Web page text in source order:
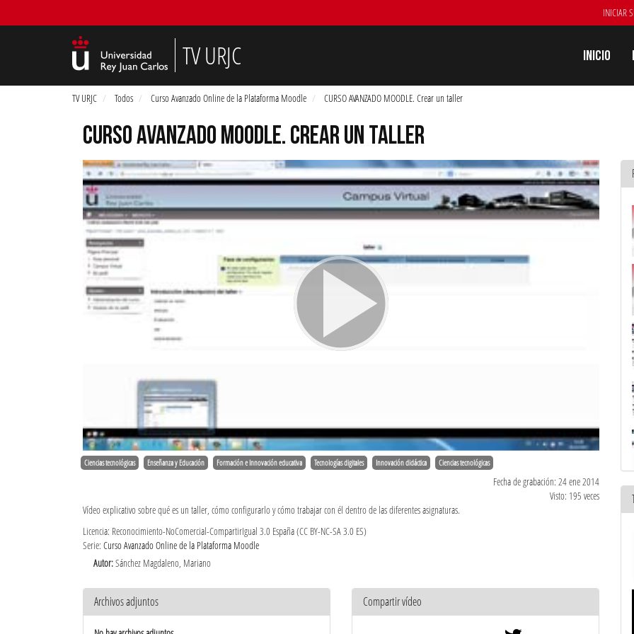
INICIAR
TV URJC Inicio
TV URJC Todos Curso Avanzado Online de la Plataforma Moodle CURSO AVANZADO MOODLE. Crear un taller
CURSO AVANZADO MOODLE. CREAR UN TALLER
Ciencias tecnológicas Enseñanza y Educación Formación e Innovación educativa Tecnologías digitales Innovación didáctica Ciencias tecnológicas
Fecha de grabación: 24 ene 2014
Visto: 195 veces
Vídeo explicativo sobre qué es un taller, cómo configurarlo y cómo trabajar con él dentro de las diferentes asignaturas.
Licencia: Reconocimiento-NoComercial-CompartirIgual 3.0 España (CC BY-NC-SA 3.0 ES)
Serie: Curso Avanzado Online de la Plataforma Moodle
Autor:Sánchez Magdaleno, Mariano
Archivos adjuntos Compartir vídeo